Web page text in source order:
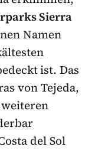
Sierra
Namen
ist. Das
von Tejeda,
del Sol